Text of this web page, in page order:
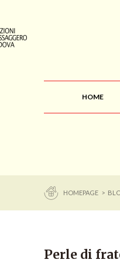
HOME
HOMEPAGE >
Perle di